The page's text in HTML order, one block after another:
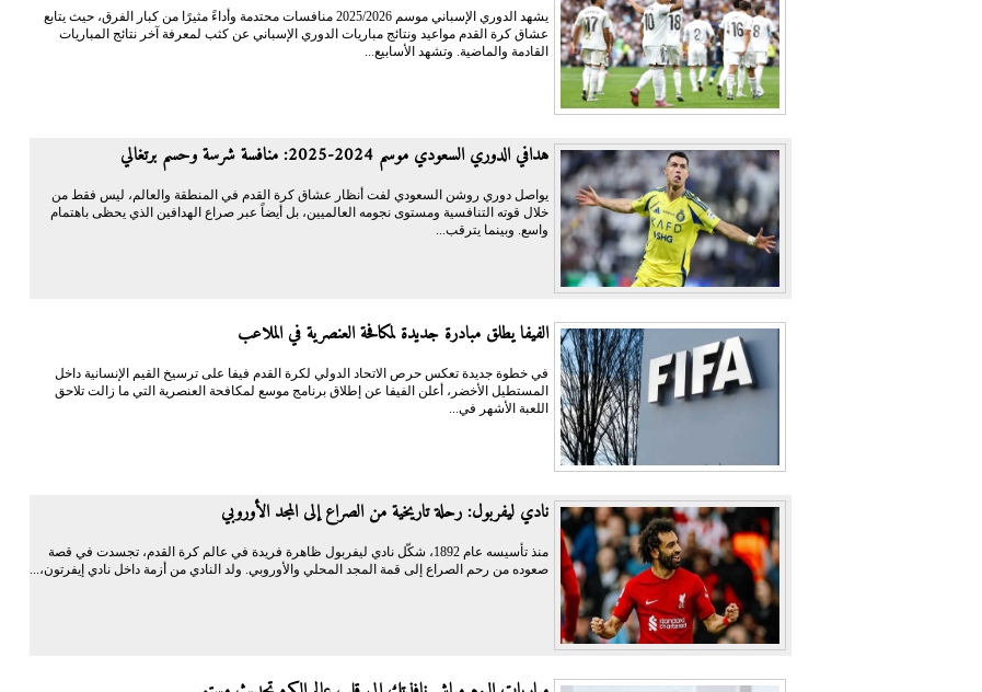
يشهد الدوري الإسباني موسم 2025/2026 منافسات محتدمة وأداءً مثيرًا من كبار الفرق، حيث يتابع
عشاق كرة القدم مواعيد ونتائج مباريات الدوري الإسباني عن كثب لمعرفة آخر نتائج المباريات
القادمة والماضية. وتشهد الأسابيع...
هدافي الدوري السعودي موسم 2024-2025: منافسة شرسة وحسم برتغالي
يواصل دوري روشن السعودي لفت أنظار عشاق كرة القدم في المنطقة والعالم، ليس فقط من
خلال قوته التنافسية ومستوى نجومه العالميين، بل أيضاً عبر صراع الهدافين الذي يحظى باهتمام
واسع. وبينما يترقب...
الفيفا يطلق مبادرة جديدة لمكافحة العنصرية في الملاعب
في خطوة جديدة تعكس حرص الاتحاد الدولي لكرة القدم فيفا على ترسيخ القيم الإنسانية داخل
المستطيل الأخضر، أعلن الفيفا عن إطلاق برنامج موسع لمكافحة العنصرية التي ما زالت تلاحق
اللعبة الأشهر في...
نادي ليفربول: رحلة تاريخية من الصراع إلى المجد الأوروبي
منذ تأسيسه عام 1892، شكّل نادي ليفربول ظاهرة فريدة في عالم كرة القدم، تجسدت في قصة
صعوده من رحم الصراع إلى قمة المجد المحلي والأوروبي. ولد النادي من أزمة داخل نادي إيفرتون،...